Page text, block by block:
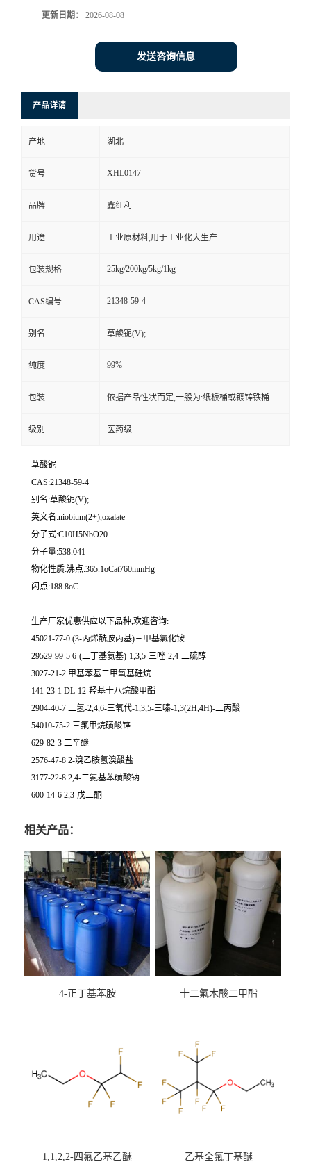
更新日期： 2026-08-08
发送咨询信息
产品详请
产地 湖北
货号 XHL0147
品牌 鑫红利
用途 工业原材料,用于工业化大生产
包装规格 25kg/200kg/5kg/1kg
CAS编号 21348-59-4
别名 草酸铌(V);
纯度 99%
包装 依据产品性状而定,一般为:纸板桶或镀锌铁桶
级别 医药级
草酸铌
CAS:21348-59-4
别名:草酸铌(V);
英文名:niobium(2+),oxalate
分子式:C10H5NbO20
分子量:538.041
物化性质:沸点:365.1oCat760mmHg
闪点:188.8oC
生产厂家优惠供应以下品种,欢迎咨询:
45021-77-0 (3-丙烯酰胺丙基)三甲基氯化铵
29529-99-5 6-(二丁基氨基)-1,3,5-三唑-2,4-二硫醇
3027-21-2 甲基苯基二甲氧基硅烷
141-23-1 DL-12-羟基十八烷酸甲酯
2904-40-7 二氢-2,4,6-三氧代-1,3,5-三嗪-1,3(2H,4H)-二丙酸
54010-75-2 三氟甲烷磺酸锌
629-82-3 二辛醚
2576-47-8 2-溴乙胺氢溴酸盐
3177-22-8 2,4-二氨基苯磺酸钠
600-14-6 2,3-戊二酮
相关产品：
4-正丁基苯胺 十二氟木酸二甲酯
1,1,2,2-四氟乙基乙醚 乙基全氟丁基醚